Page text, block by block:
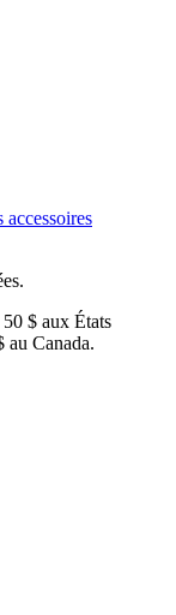
accessoires
$ aux États
au Canada.